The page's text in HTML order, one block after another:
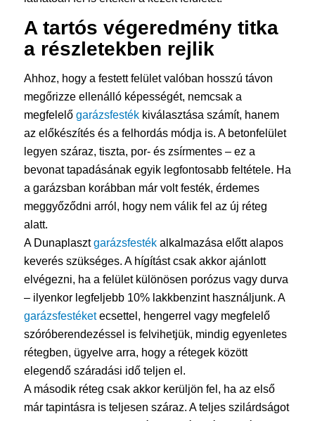
A tartós végeredmény titka
a részletekben rejlik
Ahhoz, hogy a festett felület valóban hosszú távon
megőrizze ellenálló képességét, nemcsak a
megfelelő garázsfestékkiválasztása számít, hanem
az előkészítés és a felhordás módja is. A betonfelület
legyen száraz, tiszta, por- és zsírmentes – ez a
bevonat tapadásának egyik legfontosabb feltétele. Ha
a garázsban korábban már volt festék, érdemes
meggyőződni arról, hogy nem válik fel az új réteg
alatt.
A Dunaplasztgarázsfestékalkalmazása előtt alapos
keverés szükséges. A hígítást csak akkor ajánlott
elvégezni, ha a felület különösen porózus vagy durva
– ilyenkor legfeljebb 10% lakkbenzint használjunk. A
garázsfestéketecsettel, hengerrel vagy megfelelő
szóróberendezéssel is felvihetjük, mindig egyenletes
rétegben, ügyelve arra, hogy a rétegek között
elegendő száradási idő teljen el.
A második réteg csak akkor kerüljön fel, ha az első
már tapintásra is teljesen száraz. A teljes szilárdságot